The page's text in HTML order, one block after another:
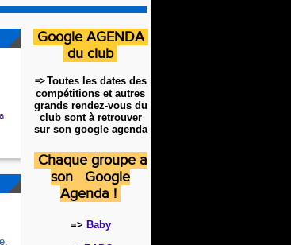
Google AGENDA
du club
=>Toutes les dates des
compétitions et autres
grands rendez-vous du
club sont à retrouver
sur son google agenda
Chaque groupe a
son Google
Agenda !
=> Baby